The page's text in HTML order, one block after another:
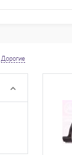
Дорогие